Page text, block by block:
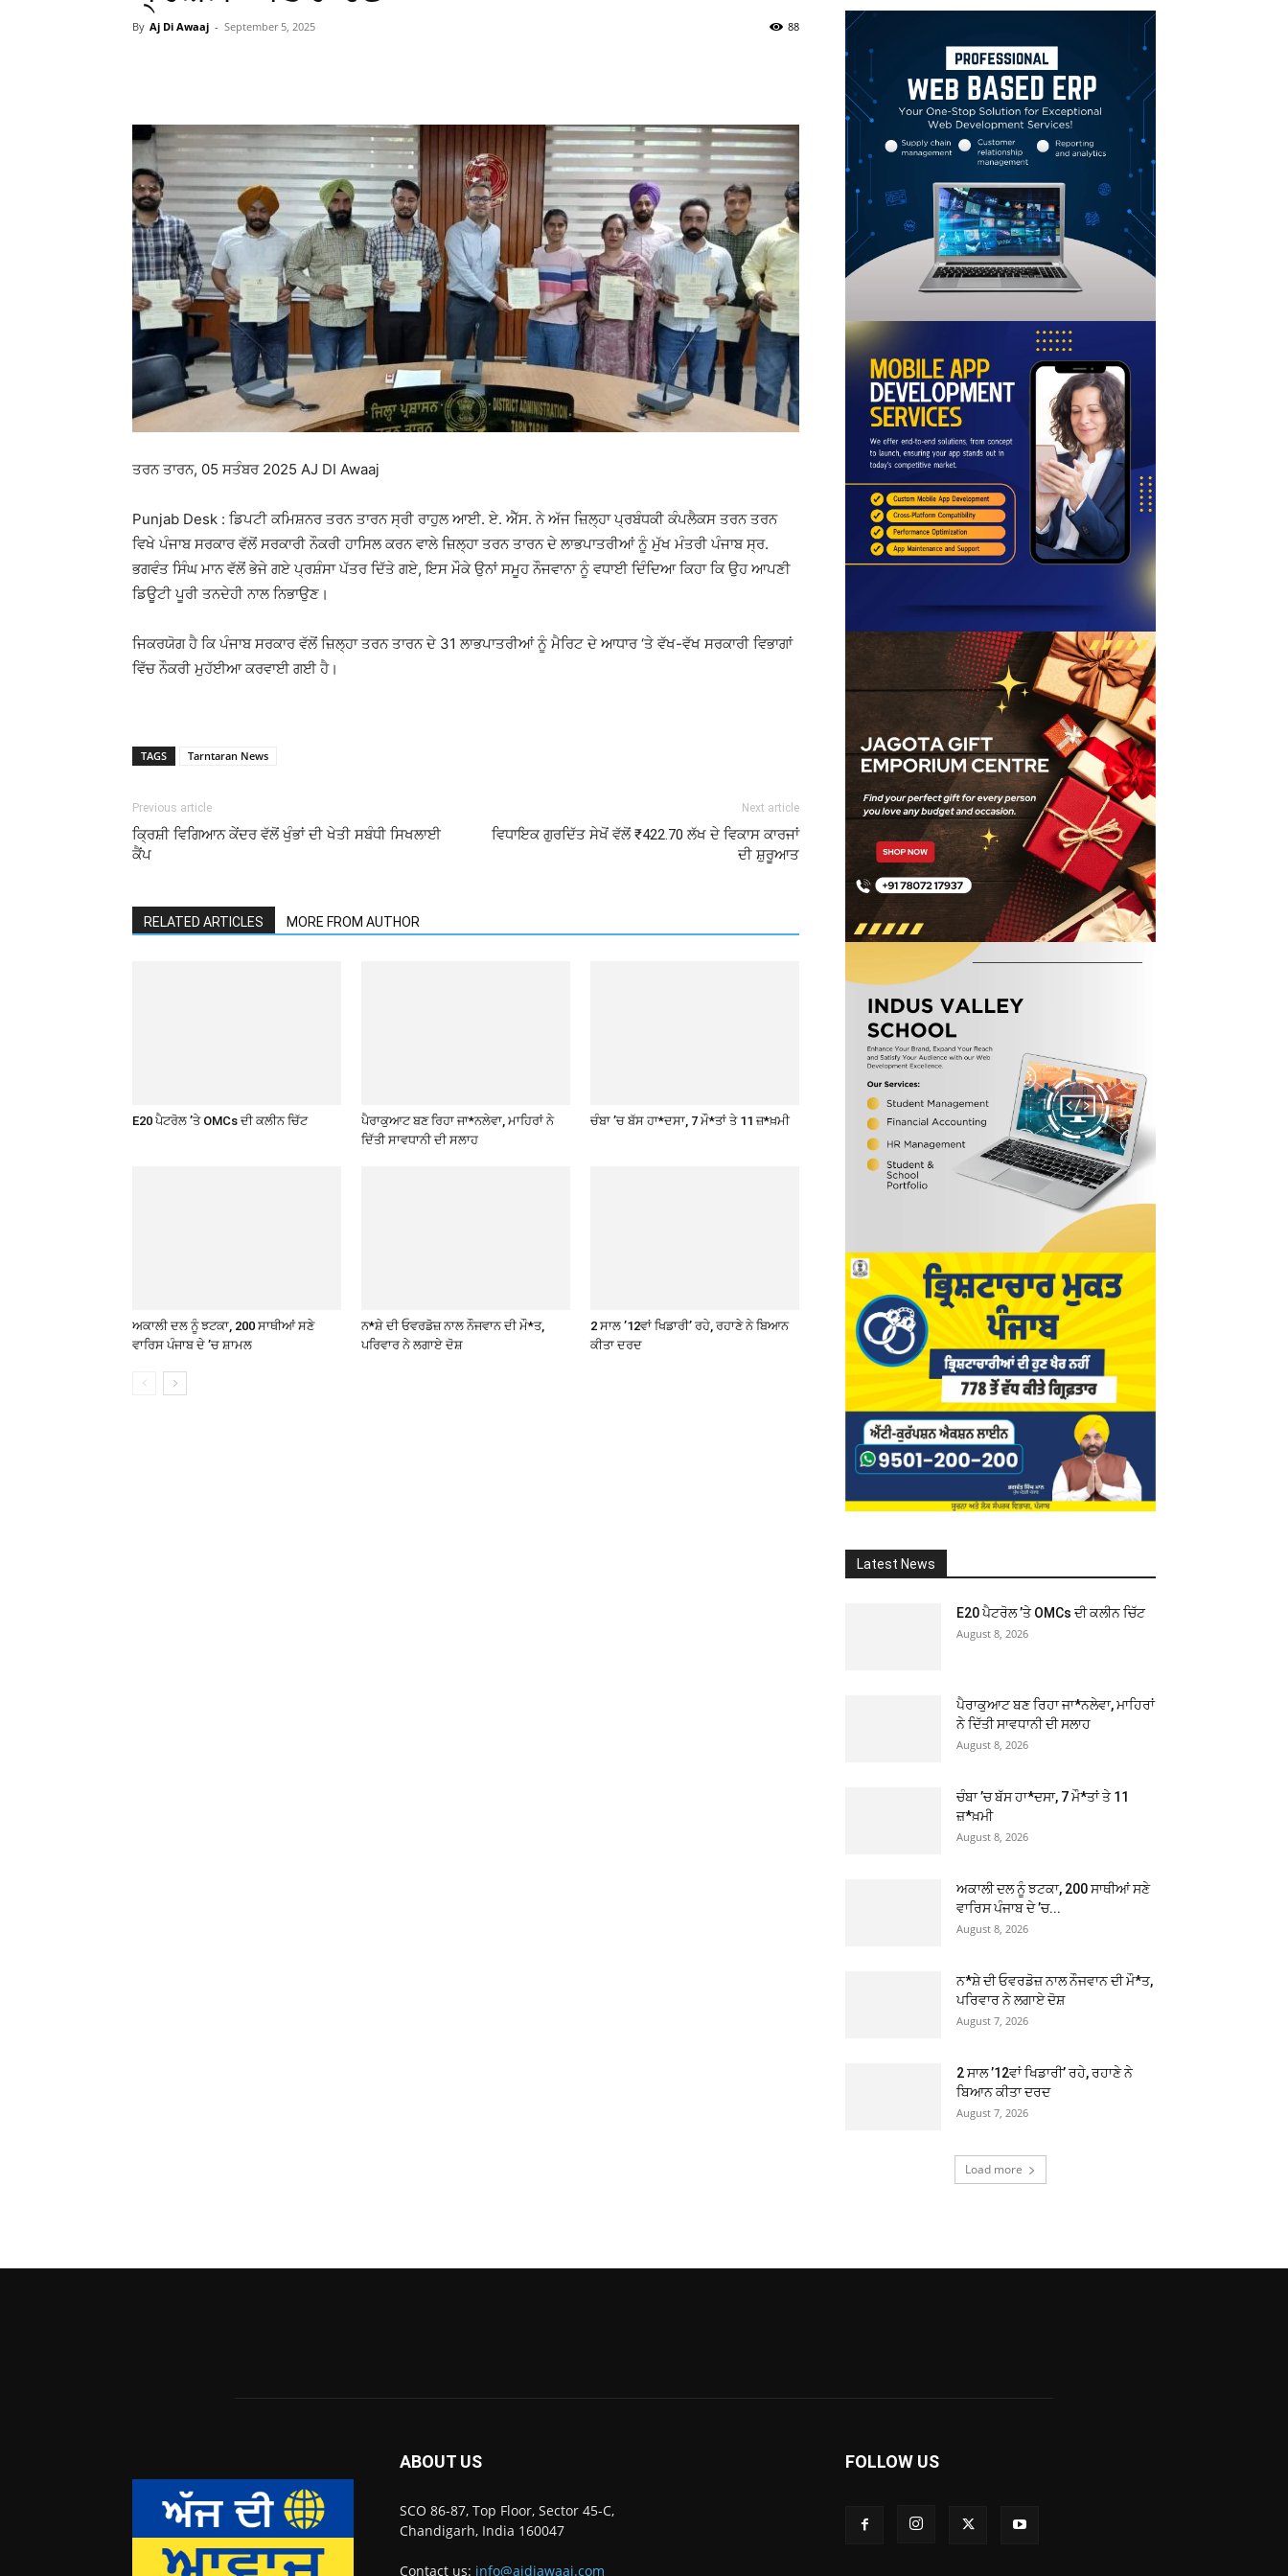
By Aj Di Awaaj - September 5, 2025 88
Email Print
ਤਰਨ ਤਾਰਨ, 05 ਸਤੰਬਰ 2025 AJ DI Awaaj
Punjab Desk : ਡਿਪਟੀ ਕਮਿਸ਼ਨਰ ਤਰਨ ਤਾਰਨ ਸ੍ਰੀ ਰਾਹੁਲ ਆਈ. ਏ. ਐੱਸ. ਨੇ ਅੱਜ ਜ਼ਿਲ੍ਹਾ ਪ੍ਰਬੰਧਕੀ ਕੰਪਲੈਕਸ ਤਰਨ ਤਰਨ
ਵਿਖੇ ਪੰਜਾਬ ਸਰਕਾਰ ਵੱਲੋਂ ਸਰਕਾਰੀ ਨੌਕਰੀ ਹਾਸਿਲ ਕਰਨ ਵਾਲੇ ਜ਼ਿਲ੍ਹਾ ਤਰਨ ਤਾਰਨ ਦੇ ਲਾਭਪਾਤਰੀਆਂ ਨੂੰ ਮੁੱਖ ਮੰਤਰੀ ਪੰਜਾਬ ਸ੍ਰ.
ਭਗਵੰਤ ਸਿੰਘ ਮਾਨ ਵੱਲੋਂ ਭੇਜੇ ਗਏ ਪ੍ਰਸ਼ੰਸਾ ਪੱਤਰ ਦਿੱਤੇ ਗਏ, ਇਸ ਮੌਕੇ ਉਨਾਂ ਸਮੂਹ ਨੌਜਵਾਨਾ ਨੂੰ ਵਧਾਈ ਦਿੰਦਿਆ ਕਿਹਾ ਕਿ ਉਹ ਆਪਣੀ
ਡਿਊਟੀ ਪੂਰੀ ਤਨਦੇਹੀ ਨਾਲ ਨਿਭਾਉਣ।
ਜਿਕਰਯੋਗ ਹੈ ਕਿ ਪੰਜਾਬ ਸਰਕਾਰ ਵੱਲੋਂ ਜ਼ਿਲ੍ਹਾ ਤਰਨ ਤਾਰਨ ਦੇ 31 ਲਾਭਪਾਤਰੀਆਂ ਨੂੰ ਮੈਰਿਟ ਦੇ ਆਧਾਰ ‘ਤੇ ਵੱਖ-ਵੱਖ ਸਰਕਾਰੀ ਵਿਭਾਗਾਂ
ਵਿੱਚ ਨੌਕਰੀ ਮੁਹੱਈਆ ਕਰਵਾਈ ਗਈ ਹੈ।
TAGS Tarntaran News
Previous article
ਕ੍ਰਿਸ਼ੀ ਵਿਗਿਆਨ ਕੇਂਦਰ ਵੱਲੋਂ ਖੁੰਭਾਂ ਦੀ ਖੇਤੀ ਸਬੰਧੀ ਸਿਖਲਾਈ
ਕੈਂਪ
Next article
ਵਿਧਾਇਕ ਗੁਰਦਿੱਤ ਸੇਖੋਂ ਵੱਲੋਂ ₹422.70 ਲੱਖ ਦੇ ਵਿਕਾਸ ਕਾਰਜਾਂ
ਦੀ ਸ਼ੁਰੂਆਤ
RELATED ARTICLES MORE FROM AUTHOR
E20 ਪੈਟਰੋਲ ’ਤੇ OMCs ਦੀ ਕਲੀਨ ਚਿੱਟ
ਪੈਰਾਕੁਆਟ ਬਣ ਰਿਹਾ ਜਾ*ਨਲੇਵਾ, ਮਾਹਿਰਾਂ ਨੇ
ਦਿੱਤੀ ਸਾਵਧਾਨੀ ਦੀ ਸਲਾਹ
ਚੰਬਾ ’ਚ ਬੱਸ ਹਾ*ਦਸਾ, 7 ਮੌ*ਤਾਂ ਤੇ 11 ਜ਼*ਖ਼ਮੀ
ਅਕਾਲੀ ਦਲ ਨੂੰ ਝਟਕਾ, 200 ਸਾਥੀਆਂ ਸਣੇ
ਵਾਰਿਸ ਪੰਜਾਬ ਦੇ ’ਚ ਸ਼ਾਮਲ
ਨ*ਸ਼ੇ ਦੀ ਓਵਰਡੋਜ਼ ਨਾਲ ਨੌਜਵਾਨ ਦੀ ਮੌ*ਤ,
ਪਰਿਵਾਰ ਨੇ ਲਗਾਏ ਦੋਸ਼
2 ਸਾਲ ’12ਵਾਂ ਖਿਡਾਰੀ’ ਰਹੇ, ਰਹਾਣੇ ਨੇ ਬਿਆਨ
ਕੀਤਾ ਦਰਦ
Latest News
E20 ਪੈਟਰੋਲ ’ਤੇ OMCs ਦੀ ਕਲੀਨ ਚਿੱਟ
August 8, 2026
ਪੈਰਾਕੁਆਟ ਬਣ ਰਿਹਾ ਜਾ*ਨਲੇਵਾ, ਮਾਹਿਰਾਂ
ਨੇ ਦਿੱਤੀ ਸਾਵਧਾਨੀ ਦੀ ਸਲਾਹ
August 8, 2026
ਚੰਬਾ ’ਚ ਬੱਸ ਹਾ*ਦਸਾ, 7 ਮੌ*ਤਾਂ ਤੇ 11
ਜ਼*ਖ਼ਮੀ
August 8, 2026
ਅਕਾਲੀ ਦਲ ਨੂੰ ਝਟਕਾ, 200 ਸਾਥੀਆਂ ਸਣੇ
ਵਾਰਿਸ ਪੰਜਾਬ ਦੇ ’ਚ...
August 8, 2026
ਨ*ਸ਼ੇ ਦੀ ਓਵਰਡੋਜ਼ ਨਾਲ ਨੌਜਵਾਨ ਦੀ ਮੌ*ਤ,
ਪਰਿਵਾਰ ਨੇ ਲਗਾਏ ਦੋਸ਼
August 7, 2026
2 ਸਾਲ ’12ਵਾਂ ਖਿਡਾਰੀ’ ਰਹੇ, ਰਹਾਣੇ ਨੇ
ਬਿਆਨ ਕੀਤਾ ਦਰਦ
August 7, 2026
Load more
ABOUT US
SCO 86-87, Top Floor, Sector 45-C,
Chandigarh, India 160047
Contact us: info@ajdiawaaj.com
FOLLOW US